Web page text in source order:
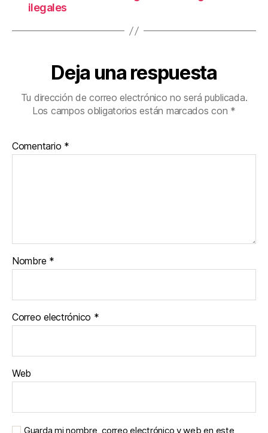
ilegales
Deja una respuesta
Tu dirección de correo electrónico no será publicada.
Los campos obligatorios están marcados con *
Comentario *
Nombre *
Correo electrónico *
Web
Guarda mi nombre, correo electrónico y web en este